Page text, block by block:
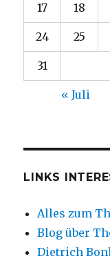
17 18
24 25
31
« Juli
LINKS
Alles zum
Blog über
Dietrich